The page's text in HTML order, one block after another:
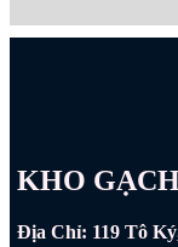
KHO
Địa Chỉ: 119 Tô